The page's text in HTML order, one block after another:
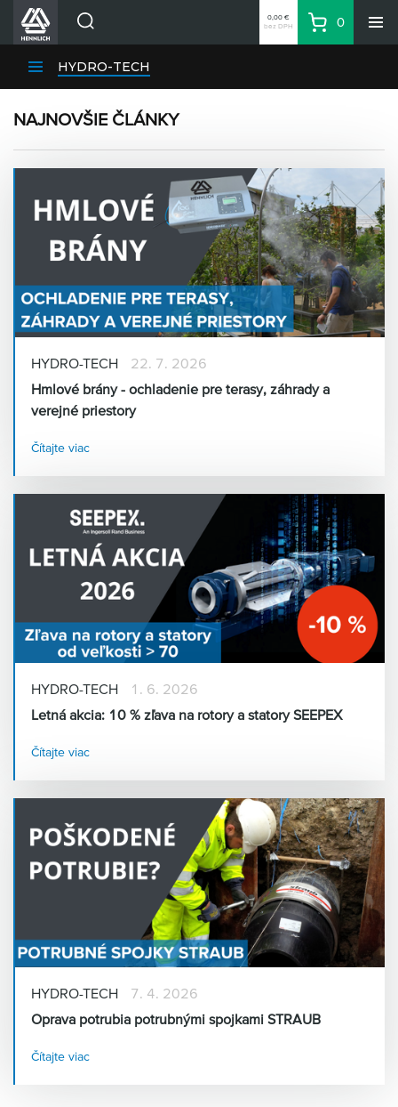
Divízie HENNLICH
Blog
Kariéra
Kontakty
Priemyselný park HENNLICH
Prihlásenie
Nákupný zoznam
0,00 €
bez DPH
Košík
0
HYDRO-TECH
NAJNOVŠIE ČLÁNKY
HYDRO-TECH
22. 7. 2026
Hmlové brány - ochladenie pre terasy, záhrady a
verejné priestory
Čítajte viac
HYDRO-TECH
1. 6. 2026
Letná akcia: 10 % zľava na rotory a statory SEEPEX
Čítajte viac
HYDRO-TECH
7. 4. 2026
Oprava potrubia potrubnými spojkami STRAUB
Čítajte viac